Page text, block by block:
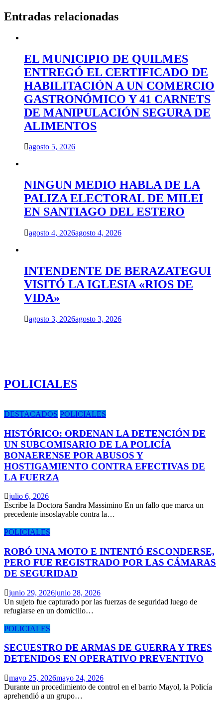
Entradas relacionadas
EL MUNICIPIO DE QUILMES
ENTREGÓ EL CERTIFICADO DE
HABILITACIÓN A UN COMERCIO
GASTRONÓMICO Y 41 CARNETS
DE MANIPULACIÓN SEGURA DE
ALIMENTOS
agosto 5, 2026
NINGUN MEDIO HABLA DE LA
PALIZA ELECTORAL DE MILEI
EN SANTIAGO DEL ESTERO
agosto 4, 2026agosto 4, 2026
INTENDENTE DE BERAZATEGUI
VISITÓ LA IGLESIA «RIOS DE
VIDA»
agosto 3, 2026agosto 3, 2026
POLICIALES
DESTACADOS POLICIALES
HISTÓRICO: ORDENAN LA DETENCIÓN DE
UN SUBCOMISARIO DE LA POLICÍA
BONAERENSE POR ABUSOS Y
HOSTIGAMIENTO CONTRA EFECTIVAS DE
LA FUERZA
julio 6, 2026
Escribe la Doctora Sandra Massimino En un fallo que marca un
precedente insoslayable contra la…
POLICIALES
ROBÓ UNA MOTO E INTENTÓ ESCONDERSE,
PERO FUE REGISTRADO POR LAS CÁMARAS
DE SEGURIDAD
junio 29, 2026junio 28, 2026
Un sujeto fue capturado por las fuerzas de seguridad luego de
refugiarse en un domicilio…
POLICIALES
SECUESTRO DE ARMAS DE GUERRA Y TRES
DETENIDOS EN OPERATIVO PREVENTIVO
mayo 25, 2026mayo 24, 2026
Durante un procedimiento de control en el barrio Mayol, la Policía
aprehendió a un grupo…